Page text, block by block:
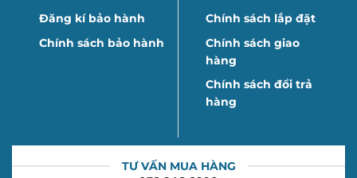
Đăng kí bảo hành
Chính sách bảo hành
Chính sách lắp đặt
Chính sách giao
hàng
Chính sách đổi trả
hàng
TƯ VẤN MUA HÀNG